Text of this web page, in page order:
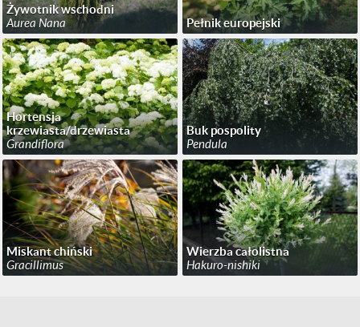
Żywotnik wschodni
Aurea Nana
Pełnik europejski
Hortensja
krzewiasta/drzewiasta
Grandiflora
Buk pospolity
Pendula
Miskant chiński
Gracillimus
Wierzba całolistna
Hakuro-nishiki